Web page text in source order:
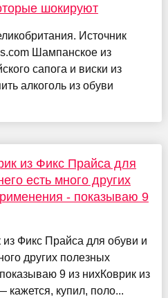
шокируют
Источник
Шампанское из
сапога и виски из
алкоголь из обуви
из Фикс Прайса для
есть много других
- показываю 9
Фикс Прайса для обуви и
других полезных
9 из нихКоврик из
кажется, купил, поло...